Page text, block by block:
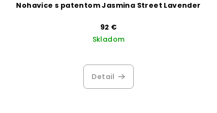
Nohavice s patentom Jasmina Street Lavender
92 €
Skladom
Detail